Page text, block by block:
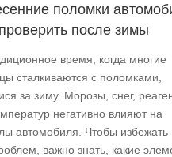
поломки
после зимы
время, когда многие
сталкиваются с поломками,
за зиму. Морозы, снег,
негативно влияют на
автомобиля. Чтобы избежать
важно знать, какие